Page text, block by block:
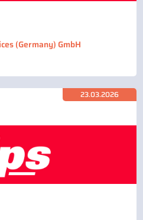
(Germany) GmbH
23.03.2026